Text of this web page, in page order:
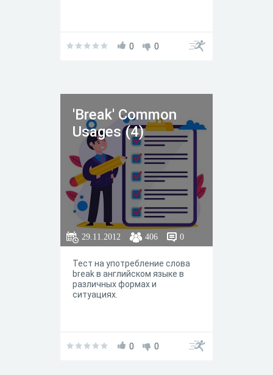
0 0
'Break' Common
Usages (4)
29.11.2012 406 0
Тест на употребление слова
break в английском языке в
различных формах и
ситуациях.
0 0